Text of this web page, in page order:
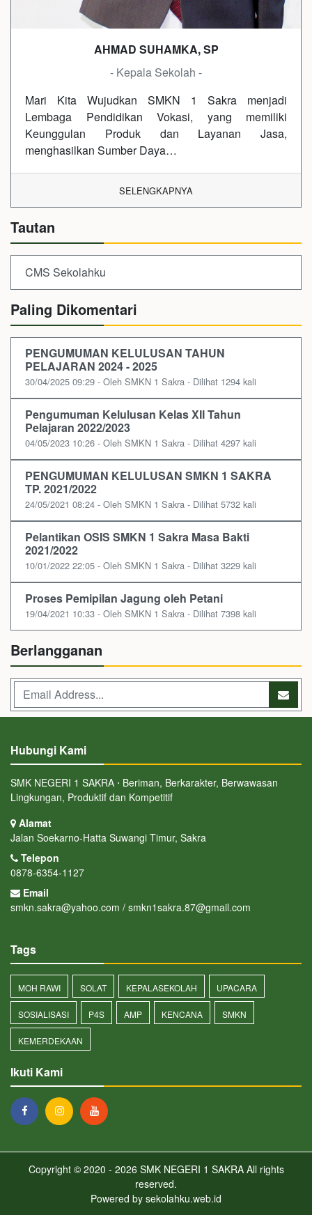
AHMAD SUHAMKA, SP
- Kepala Sekolah -
Mari Kita Wujudkan SMKN 1 Sakra menjadi
Lembaga Pendidikan Vokasi, yang memiliki
Keunggulan Produk dan Layanan Jasa,
menghasilkan Sumber Daya…
SELENGKAPNYA
Tautan
CMS Sekolahku
Paling Dikomentari
PENGUMUMAN KELULUSAN TAHUN
PELAJARAN 2024 - 2025
30/04/2025 09:29 - Oleh SMKN 1 Sakra - Dilihat 1294 kali
Pengumuman Kelulusan Kelas XII Tahun
Pelajaran 2022/2023
04/05/2023 10:26 - Oleh SMKN 1 Sakra - Dilihat 4297 kali
PENGUMUMAN KELULUSAN SMKN 1 SAKRA
TP. 2021/2022
24/05/2021 08:24 - Oleh SMKN 1 Sakra - Dilihat 5732 kali
Pelantikan OSIS SMKN 1 Sakra Masa Bakti
2021/2022
10/01/2022 22:05 - Oleh SMKN 1 Sakra - Dilihat 3229 kali
Proses Pemipilan Jagung oleh Petani
19/04/2021 10:33 - Oleh SMKN 1 Sakra - Dilihat 7398 kali
Berlangganan
Hubungi Kami
SMK NEGERI 1 SAKRA ⋅ Beriman, Berkarakter, Berwawasan
Lingkungan, Produktif dan Kompetitif
Alamat
Jalan Soekarno-Hatta Suwangi Timur, Sakra
Telepon
0878-6354-1127
Email
smkn.sakra@yahoo.com / smkn1sakra.87@gmail.com
Tags
MOH RAWI SOLAT KEPALASEKOLAH UPACARA
SOSIALISASI P4S AMP KENCANA SMKN
KEMERDEKAAN
Ikuti Kami
Copyright © 2020 - 2026 SMK NEGERI 1 SAKRAAll rights
reserved.
Powered by sekolahku.web.id